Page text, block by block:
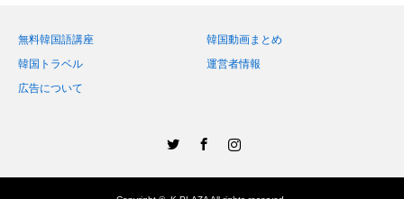
無料韓国語講座
韓国動画まとめ
韓国トラベル
運営者情報
広告について